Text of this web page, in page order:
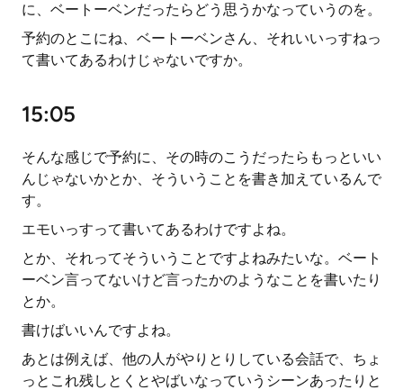
に、ベートーベンだったらどう思うかなっていうのを。
予約のとこにね、ベートーベンさん、それいいっすねっ
て書いてあるわけじゃないですか。
15:05
そんな感じで予約に、その時のこうだったらもっといい
んじゃないかとか、そういうことを書き加えているんで
す。
エモいっすって書いてあるわけですよね。
とか、それってそういうことですよねみたいな。ベート
ーベン言ってないけど言ったかのようなことを書いたり
とか。
書けばいいんですよね。
あとは例えば、他の人がやりとりしている会話で、ちょ
っとこれ残しとくとやばいなっていうシーンあったりと